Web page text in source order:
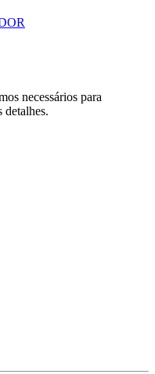
necessários para
detalhes.